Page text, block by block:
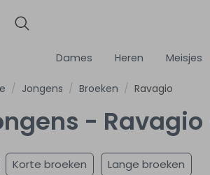
Dames Heren Meisjes
Jongens Broeken Ravagio
- Ravagio
Korte broeken Lange broeken